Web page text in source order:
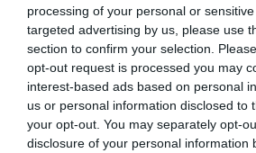
processing of your personal or
targeted advertising by us, please use
section to confirm your selection.
opt-out request is processed you may
interest-based ads based on personal
us or personal information disclosed to
your opt-out. You may separately opt-
disclosure of your personal information